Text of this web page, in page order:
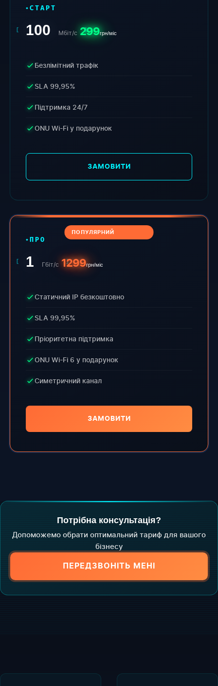
СТАРТ
100 Мбіт/с 299грн/міс
Безлімітний трафік
SLA 99,95%
Підтримка 24/7
ONU Wi-Fi у подарунок
ЗАМОВИТИ
ПОПУЛЯРНИЙ
ПРО
1 Гбіт/с 1299грн/міс
Статичний IP безкоштовно
SLA 99,95%
Пріоритетна підтримка
ONU Wi-Fi 6 у подарунок
Симетричний канал
ЗАМОВИТИ
Потрібна консультація?
Допоможемо обрати оптимальний тариф для вашого
бізнесу
ПЕРЕДЗВОНІТЬ МЕНІ